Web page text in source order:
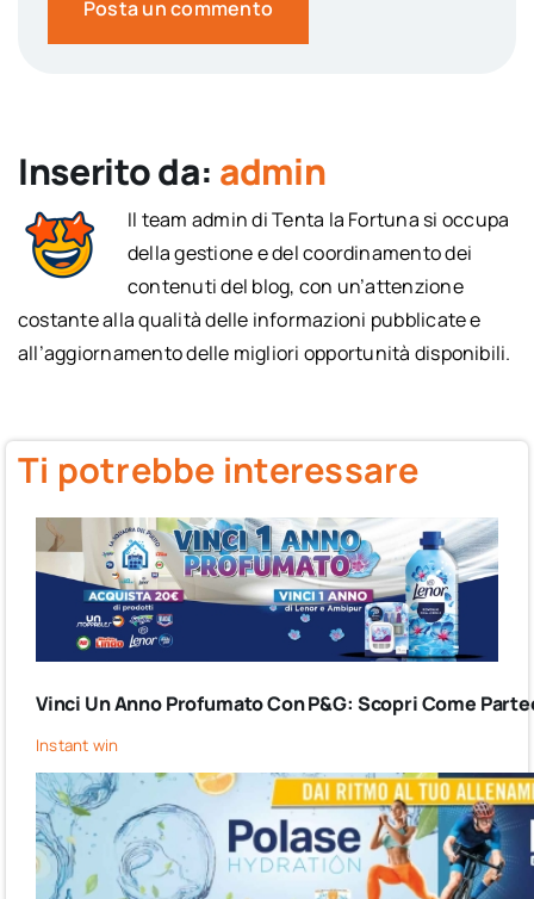
Inserito da: admin
Il team admin di Tenta la Fortuna si occupa
della gestione e del coordinamento dei
contenuti del blog, con un’attenzione
costante alla qualità delle informazioni pubblicate e
all’aggiornamento delle migliori opportunità disponibili.
Ti potrebbe interessare
Vinci Un Anno Profumato Con P&G: Scopri Come
Instant win